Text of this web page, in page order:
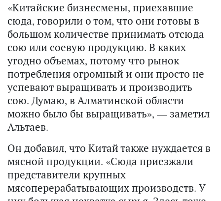
«Китайские бизнесмены, приехавшие
сюда, говорили о том, что они готовы в
большом количестве принимать отсюда
сою или соевую продукцию. В каких
угодно объемах, потому что рынок
потребления огромный и они просто не
успевают выращивать и производить
сою. Думаю, в Алматинской области
можно было бы выращивать», — заметил
Альтаев.
Он добавил, что Китай также нуждается в
мясной продукции. «Сюда приезжали
представители крупных
мясоперерабатывающих производств. У